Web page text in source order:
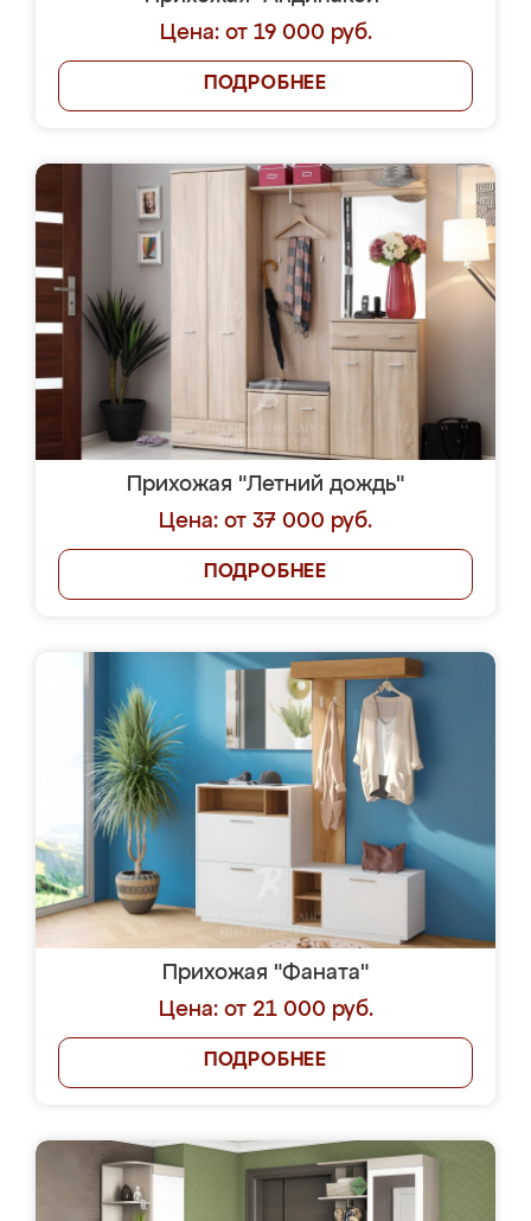
Цена: от 19 000 руб.
ПОДРОБНЕЕ
Прихожая "Летний дождь"
Цена: от 37 000 руб.
ПОДРОБНЕЕ
Прихожая "Фаната"
Цена: от 21 000 руб.
ПОДРОБНЕЕ